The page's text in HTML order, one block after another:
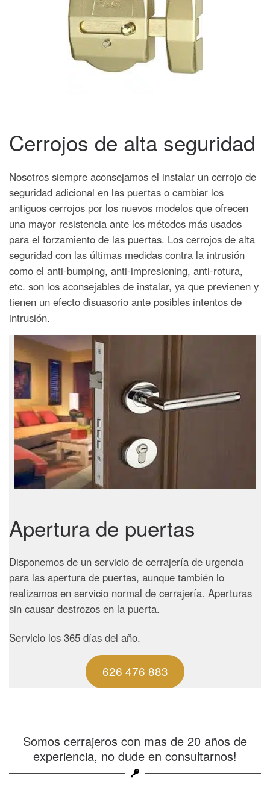
Cerrojos de alta seguridad
Nosotros siempre aconsejamos el instalar un cerrojo de
seguridad adicional en las puertas o cambiar los
antiguos cerrojos por los nuevos modelos que ofrecen
una mayor resistencia ante los métodos más usados
para el forzamiento de las puertas. Los cerrojos de alta
seguridad con las últimas medidas contra la intrusión
como el anti-bumping, anti-impresioning, anti-rotura,
etc. son los aconsejables de instalar, ya que previenen y
tienen un efecto disuasorio ante posibles intentos de
intrusión.
Apertura de puertas
Disponemos de un servicio de cerrajería de urgencia
para las apertura de puertas, aunque también lo
realizamos en servicio normal de cerrajería. Aperturas
sin causar destrozos en la puerta.
Servicio los 365 días del año.
626 476 883
Somos cerrajeros con mas de 20 años de
experiencia, no dude en consultarnos!